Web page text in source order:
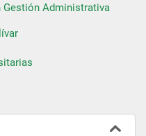
Gestión Administrativa